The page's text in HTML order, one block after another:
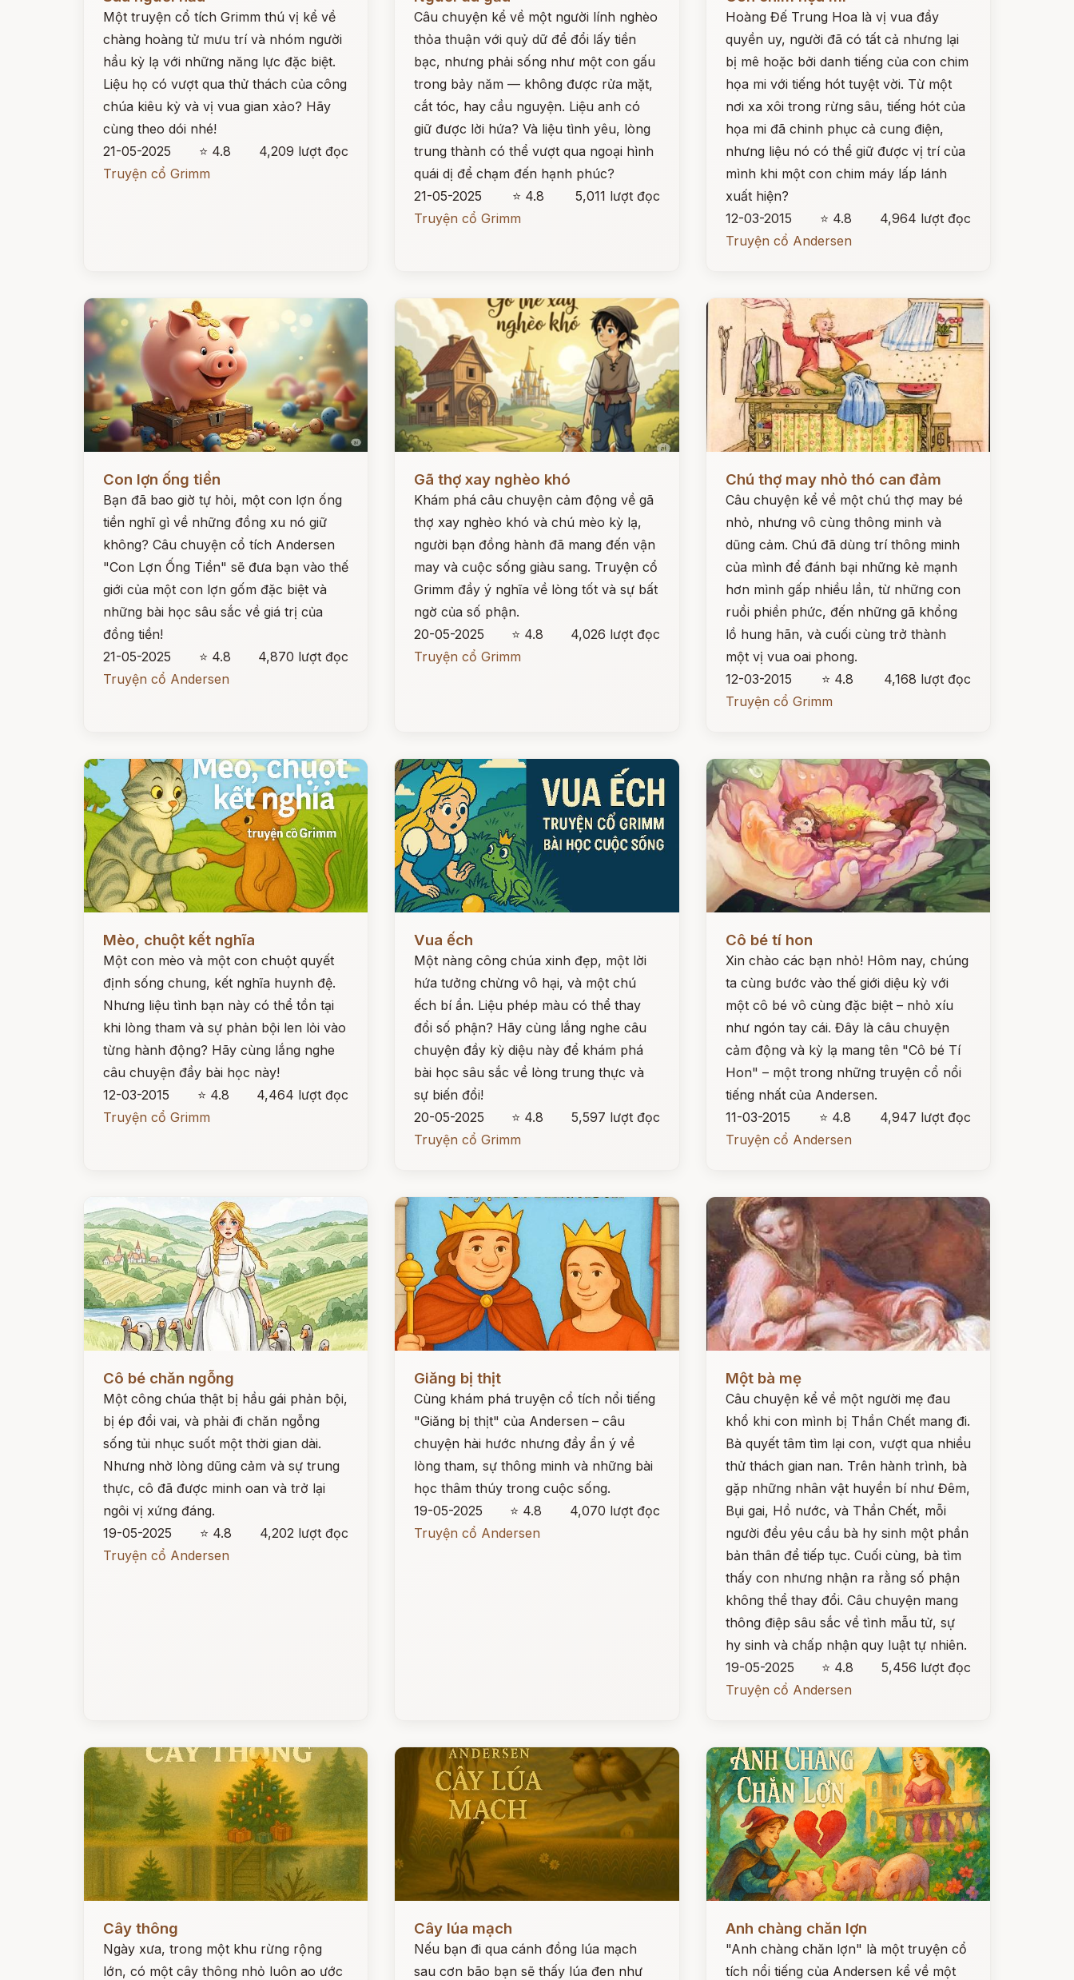
Một truyện cổ tích Grimm thú vị kể về
chàng hoàng tử mưu trí và nhóm người
hầu kỳ lạ với những năng lực đặc biệt.
Liệu họ có vượt qua thử thách của công
chúa kiêu kỳ và vị vua gian xảo? Hãy
cùng theo dói nhé!
21-05-2025
⭐ 4.8
4,209 lượt đọc
Truyện cổ Grimm
Câu chuyện kể về một người lính nghèo
thỏa thuận với quỷ dữ để đổi lấy tiền
bạc, nhưng phải sống như một con gấu
trong bảy năm — không được rửa mặt,
cắt tóc, hay cầu nguyện. Liệu anh có
giữ được lời hứa? Và liệu tình yêu, lòng
trung thành có thể vượt qua ngoại hình
quái dị để chạm đến hạnh phúc?
21-05-2025
⭐ 4.8
5,011 lượt đọc
Truyện cổ Grimm
Hoàng Đế Trung Hoa là vị vua đầy
quyền uy, người đã có tất cả nhưng lại
bị mê hoặc bởi danh tiếng của con chim
họa mi với tiếng hót tuyệt vời. Từ một
nơi xa xôi trong rừng sâu, tiếng hót của
họa mi đã chinh phục cả cung điện,
nhưng liệu nó có thể giữ được vị trí của
mình khi một con chim máy lấp lánh
xuất hiện?
12-03-2015
⭐ 4.8
4,964 lượt đọc
Truyện cổ Andersen
Con lợn ống tiền
Bạn đã bao giờ tự hỏi, một con lợn ống
tiền nghĩ gì về những đồng xu nó giữ
không? Câu chuyện cổ tích Andersen
"Con Lợn Ống Tiền" sẽ đưa bạn vào thế
giới của một con lợn gốm đặc biệt và
những bài học sâu sắc về giá trị của
đồng tiền!
21-05-2025
⭐ 4.8
4,870 lượt đọc
Truyện cổ Andersen
Gã thợ xay nghèo khó
Khám phá câu chuyện cảm động về gã
thợ xay nghèo khó và chú mèo kỳ lạ,
người bạn đồng hành đã mang đến vận
may và cuộc sống giàu sang. Truyện cổ
Grimm đầy ý nghĩa về lòng tốt và sự bất
ngờ của số phận.
20-05-2025
⭐ 4.8
4,026 lượt đọc
Truyện cổ Grimm
Chú thợ may nhỏ thó can đảm
Câu chuyện kể về một chú thợ may bé
nhỏ, nhưng vô cùng thông minh và
dũng cảm. Chú đã dùng trí thông minh
của mình để đánh bại những kẻ mạnh
hơn mình gấp nhiều lần, từ những con
ruồi phiền phức, đến những gã khổng
lồ hung hãn, và cuối cùng trở thành
một vị vua oai phong.
12-03-2015
⭐ 4.8
4,168 lượt đọc
Truyện cổ Grimm
Mèo, chuột kết nghĩa
Một con mèo và một con chuột quyết
định sống chung, kết nghĩa huynh đệ.
Nhưng liệu tình bạn này có thể tồn tại
khi lòng tham và sự phản bội len lỏi vào
từng hành động? Hãy cùng lắng nghe
câu chuyện đầy bài học này!
12-03-2015
⭐ 4.8
4,464 lượt đọc
Truyện cổ Grimm
Đọc ngay
Vua ếch
Một nàng công chúa xinh đẹp, một lời
hứa tưởng chừng vô hại, và một chú
ếch bí ẩn. Liệu phép màu có thể thay
đổi số phận? Hãy cùng lắng nghe câu
chuyện đầy kỳ diệu này để khám phá
bài học sâu sắc về lòng trung thực và
sự biến đổi!
20-05-2025
⭐ 4.8
5,597 lượt đọc
Truyện cổ Grimm
Cô bé tí hon
Xin chào các bạn nhỏ! Hôm nay, chúng
ta cùng bước vào thế giới diệu kỳ với
một cô bé vô cùng đặc biệt – nhỏ xíu
như ngón tay cái. Đây là câu chuyện
cảm động và kỳ lạ mang tên "Cô bé Tí
Hon" – một trong những truyện cổ nổi
tiếng nhất của Andersen.
11-03-2015
⭐ 4.8
4,947 lượt đọc
Truyện cổ Andersen
Cô bé chăn ngỗng
Một công chúa thật bị hầu gái phản bội,
bị ép đổi vai, và phải đi chăn ngỗng
sống tủi nhục suốt một thời gian dài.
Nhưng nhờ lòng dũng cảm và sự trung
thực, cô đã được minh oan và trở lại
ngôi vị xứng đáng.
19-05-2025
⭐ 4.8
4,202 lượt đọc
Truyện cổ Andersen
Giăng bị thịt
Cùng khám phá truyện cổ tích nổi tiếng
"Giăng bị thịt" của Andersen – câu
chuyện hài hước nhưng đầy ẩn ý về
lòng tham, sự thông minh và những bài
học thâm thúy trong cuộc sống.
19-05-2025
⭐ 4.8
4,070 lượt đọc
Truyện cổ Andersen
Một bà mẹ
Câu chuyện kể về một người mẹ đau
khổ khi con mình bị Thần Chết mang đi.
Bà quyết tâm tìm lại con, vượt qua nhiều
thử thách gian nan. Trên hành trình, bà
gặp những nhân vật huyền bí như Đêm,
Bụi gai, Hồ nước, và Thần Chết, mỗi
người đều yêu cầu bà hy sinh một phần
bản thân để tiếp tục. Cuối cùng, bà tìm
thấy con nhưng nhận ra rằng số phận
không thể thay đổi. Câu chuyện mang
thông điệp sâu sắc về tình mẫu tử, sự
hy sinh và chấp nhận quy luật tự nhiên.
19-05-2025
⭐ 4.8
5,456 lượt đọc
Truyện cổ Andersen
Cây thông
Ngày xưa, trong một khu rừng rộng
lớn, có một cây thông nhỏ luôn ao ước
Cây lúa mạch
Nếu bạn đi qua cánh đồng lúa mạch
sau cơn bão bạn sẽ thấy lúa đen như
Anh chàng chăn lợn
"Anh chàng chăn lợn" là một truyện cổ
tích nổi tiếng của Andersen kể về một